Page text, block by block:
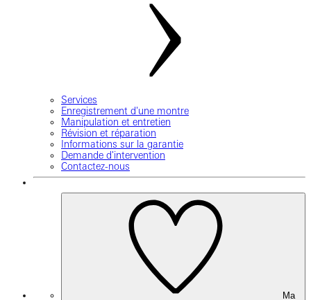
Services
Enregistrement d'une montre
Manipulation et entretien
Révision et réparation
Informations sur la garantie
Demande d'intervention
Contactez-nous